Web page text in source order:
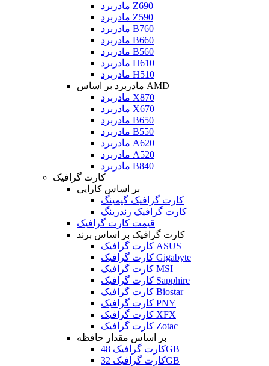
مادربرد Z690
مادربرد Z590
مادربرد B760
مادربرد B660
مادربرد B560
مادربرد H610
مادربرد H510
مادربرد بر اساس AMD
مادربرد X870
مادربرد X670
مادربرد B650
مادربرد B550
مادربرد A620
مادربرد A520
مادربرد B840
کارت گرافیک
بر اساس کارایی
کارت گرافیک گیمینگ
کارت گرافیک رندرینگ
قیمت کارت گرافیک
کارت گرافیک بر اساس برند
کارت گرافیک ASUS
کارت گرافیک Gigabyte
کارت گرافیک MSI
کارت گرافیک Sapphire
کارت گرافیک Biostar
کارت گرافیک PNY
کارت گرافیک XFX
کارت گرافیک Zotac
بر اساس مقدار حافظه
کارت گرافیک 48GB
کارت گرافیک 32GB